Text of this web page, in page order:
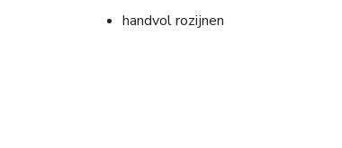
handvol rozijnen